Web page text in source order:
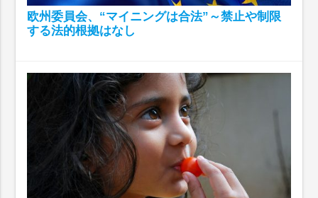
欧州委員会、“マイニングは合法”～禁止や制限
する法的根拠はなし